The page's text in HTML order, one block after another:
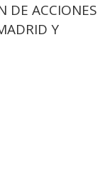
DE ACCIONES
Y